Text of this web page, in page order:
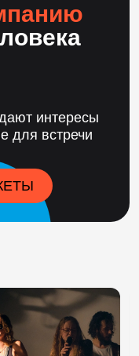
интересы
для встречи